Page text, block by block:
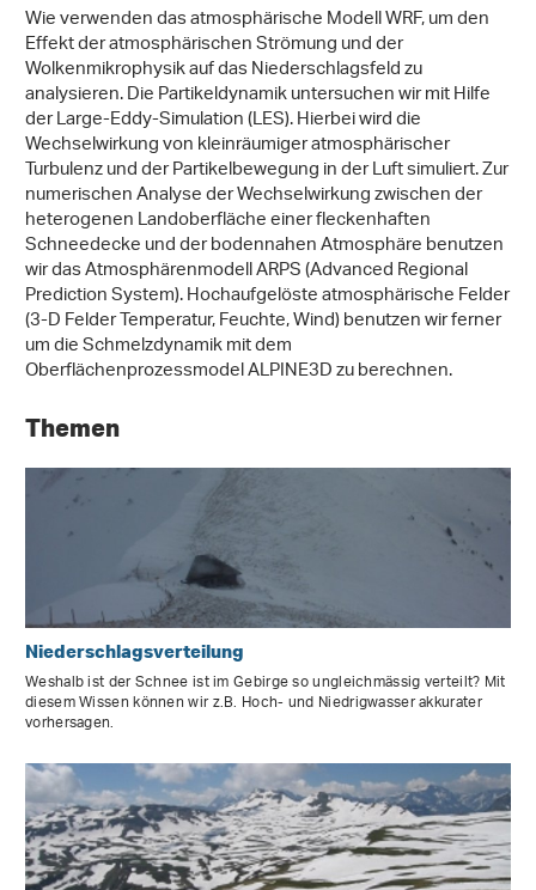
Wie verwenden das atmosphärische Modell WRF, um den
Effekt der atmosphärischen Strömung und der
Wolkenmikrophysik auf das Niederschlagsfeld zu
analysieren. Die Partikeldynamik untersuchen wir mit Hilfe
der Large-Eddy-Simulation (LES). Hierbei wird die
Wechselwirkung von kleinräumiger atmosphärischer
Turbulenz und der Partikelbewegung in der Luft simuliert. Zur
numerischen Analyse der Wechselwirkung zwischen der
heterogenen Landoberfläche einer fleckenhaften
Schneedecke und der bodennahen Atmosphäre benutzen
wir das Atmosphärenmodell ARPS (Advanced Regional
Prediction System). Hochaufgelöste atmosphärische Felder
(3-D Felder Temperatur, Feuchte, Wind) benutzen wir ferner
um die Schmelzdynamik mit dem
Oberflächenprozessmodel ALPINE3D zu berechnen.
Themen
Niederschlagsverteilung
Weshalb ist der Schnee ist im Gebirge so ungleichmässig verteilt? Mit
diesem Wissen können wir z.B. Hoch- und Niedrigwasser akkurater
vorhersagen.